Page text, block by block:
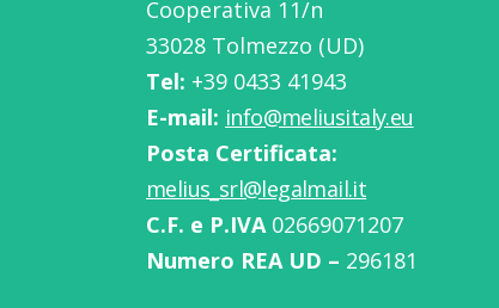
Cooperativa 11/n
33028 Tolmezzo (UD)
Tel: ‭+39 0433 41943
E-mail: info@meliusitaly.eu
Posta Certificata:
melius_srl@legalmail.it
C.F. e P.IVA02669071207
Numero REA UD – 296181